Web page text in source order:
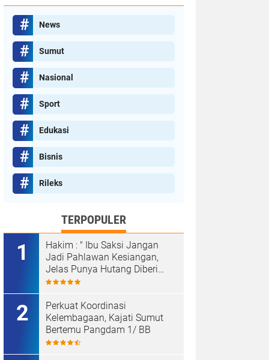
News
Sumut
Nasional
Sport
Edukasi
Bisnis
Rileks
TERPOPULER
Hakim : " Ibu Saksi Jangan
Jadi Pahlawan Kesiangan,
Jelas Punya Hutang Diberi
Barang Lagi
Perkuat Koordinasi
Kelembagaan, Kajati Sumut
Bertemu Pangdam 1/ BB